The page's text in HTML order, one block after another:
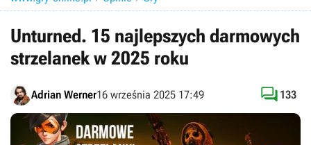
Unturned. 15 najlepszych darmowych
strzelanek w 2025 roku
Adrian Werner16 września 2025 17:49  133